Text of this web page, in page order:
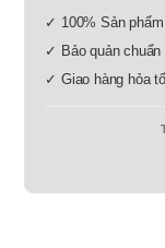
✓ 100% Sản
✓ Bảo quản
✓ Giao hàng hỏa